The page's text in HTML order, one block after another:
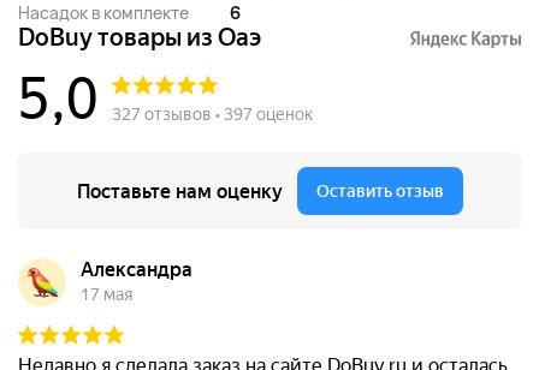
Насадок в комплекте
6